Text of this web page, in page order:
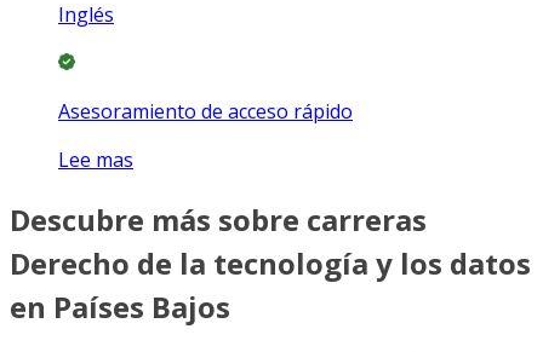
Inglés
Asesoramiento de acceso rápido
Lee mas
Descubre más sobre carreras
Derecho de la tecnología y los datos
en Países Bajos